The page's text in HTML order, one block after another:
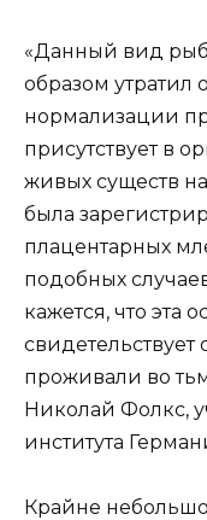
«Данный вид
образом
нормализации
присутствует в
живых существ
была
плацентарных
подобных
кажется, что эта
проживали во
Николай Фолкс,
института
Крайне